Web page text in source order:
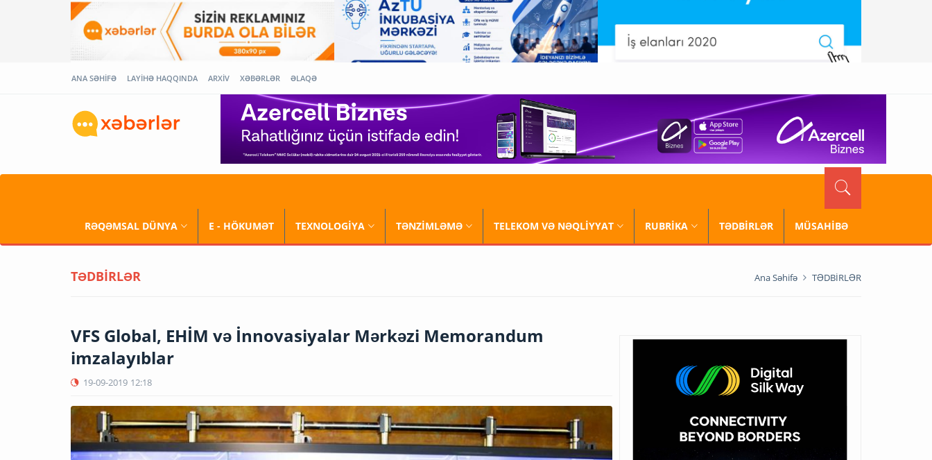
ANA SƏHİFƏ LAYİHƏ HAQQINDA ARXİV XƏBƏRLƏR ƏLAQƏ
RƏQƏMSAL DÜNYA E - HÖKUMƏT TEXNOLOGİYA TƏNZİMLƏMƏ TELEKOM VƏ NƏQLİYYAT RUBRİKA TƏDBİRLƏR MÜSAHİBƏ
TƏDBİRLƏR Ana Səhifə TƏDBİRLƏR
VFS Global, EHİM və İnnovasiyalar Mərkəzi Memorandum
imzalayıblar
19-09-2019 12:18